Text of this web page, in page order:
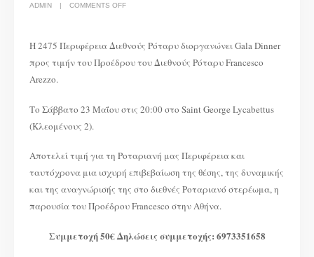
ADMIN COMMENTS OFFON
AREZZO
Η 2475 Περιφέρεια Διεθνούς Ρόταρυ διοργανώνει Gala Dinner
προς τιμήν του Προέδρου του Διεθνούς Ρόταρυ Francesco
Arezzo.
Το Σάββατο 23 Μαΐου στις 20:00 στο Saint George Lycabettus
(Κλεομένους 2).
Αποτελεί τιμή για τη Ροταριανή μας Περιφέρεια και
ταυτόχρονα μια ισχυρή επιβεβαίωση της θέσης, της δυναμικής
και της αναγνώρισής της στο διεθνές Ροταριανό στερέωμα, η
παρουσία του Προέδρου Francesco στην Αθήνα.
Συμμετοχή 50€ Δηλώσεις συμμετοχής: 6973351658